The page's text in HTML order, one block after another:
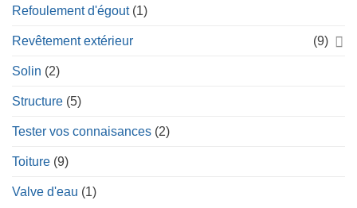
Refoulement d'égout(1)
Revêtement extérieur (9)
Solin (2)
Structure (5)
Tester vos connaisances (2)
Toiture (9)
Valve d'eau (1)